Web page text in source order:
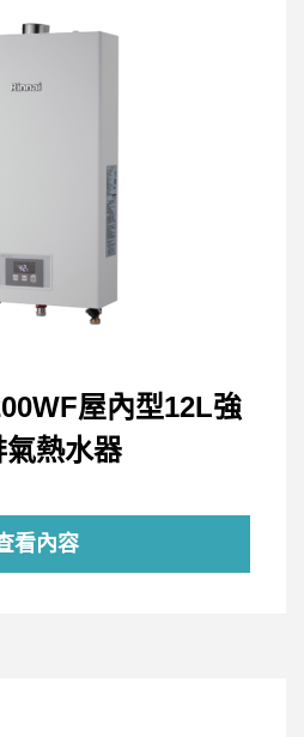
屋內型12L強
氣熱水器
看內容